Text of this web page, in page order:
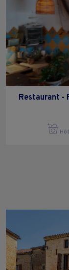
Restaurant -